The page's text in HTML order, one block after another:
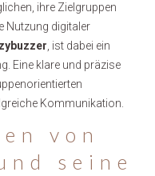
ihre Zielgruppen
Nutzung digitaler
, ist dabei ein
Eine klare und präzise
Kommunikation.
von
seine